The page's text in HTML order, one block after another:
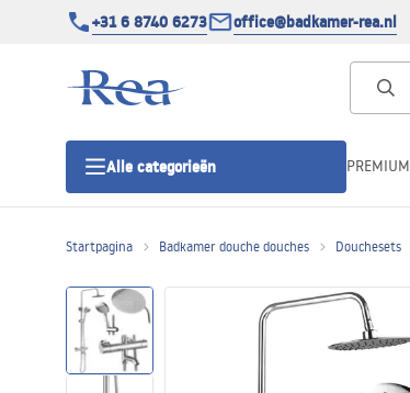
+31 6 8740 6273 office@badkamer-rea.nl
Alle categorieën
Douchedeur
PREMIUM
Startpagina Badkamer douche douches Douchesets